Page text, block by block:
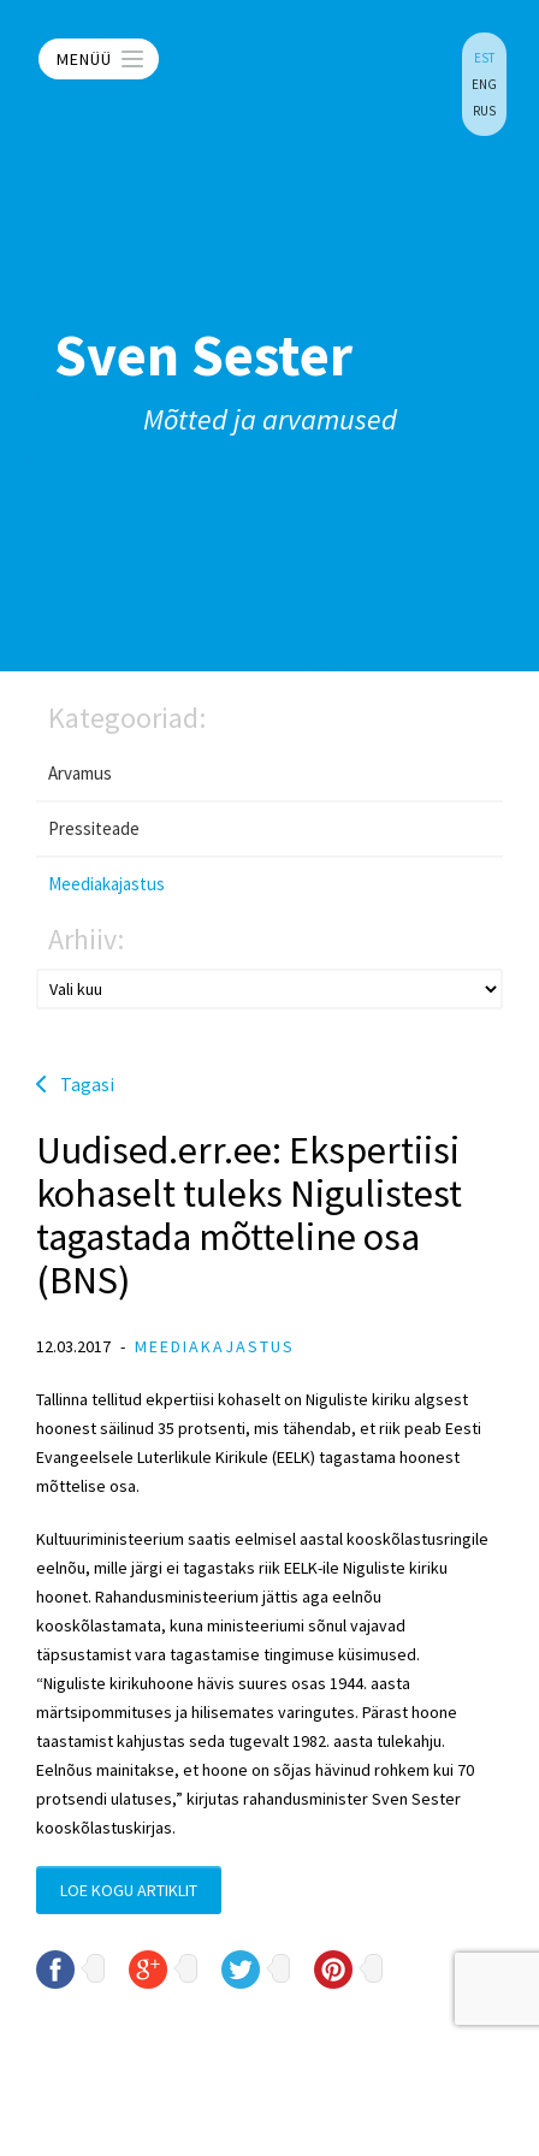
MENÜÜ
EST
ENG
RUS
Sven Sester
Mõtted ja arvamused
Kategooriad:
Arvamus
Pressiteade
Meediakajastus
Arhiiv:
Tagasi
Uudised.err.ee: Ekspertiisi
kohaselt tuleks Nigulistest
tagastada mõtteline osa
(BNS)
12.03.2017 MEEDIAKAJASTUS
Tallinna tellitud ekpertiisi kohaselt on Niguliste kiriku algsest
hoonest säilinud 35 protsenti, mis tähendab, et riik peab Eesti
Evangeelsele Luterlikule Kirikule (EELK) tagastama hoonest
mõttelise osa.
Kultuuriministeerium saatis eelmisel aastal kooskõlastusringile
eelnõu, mille järgi ei tagastaks riik EELK-ile Niguliste kiriku
hoonet. Rahandusministeerium jättis aga eelnõu
kooskõlastamata, kuna ministeeriumi sõnul vajavad
täpsustamist vara tagastamise tingimuse küsimused.
“Niguliste kirikuhoone hävis suures osas 1944. aasta
märtsipommituses ja hilisemates varingutes. Pärast hoone
taastamist kahjustas seda tugevalt 1982. aasta tulekahju.
Eelnõus mainitakse, et hoone on sõjas hävinud rohkem kui 70
protsendi ulatuses,” kirjutas rahandusminister Sven Sester
kooskõlastuskirjas.
LOE KOGU ARTIKLIT